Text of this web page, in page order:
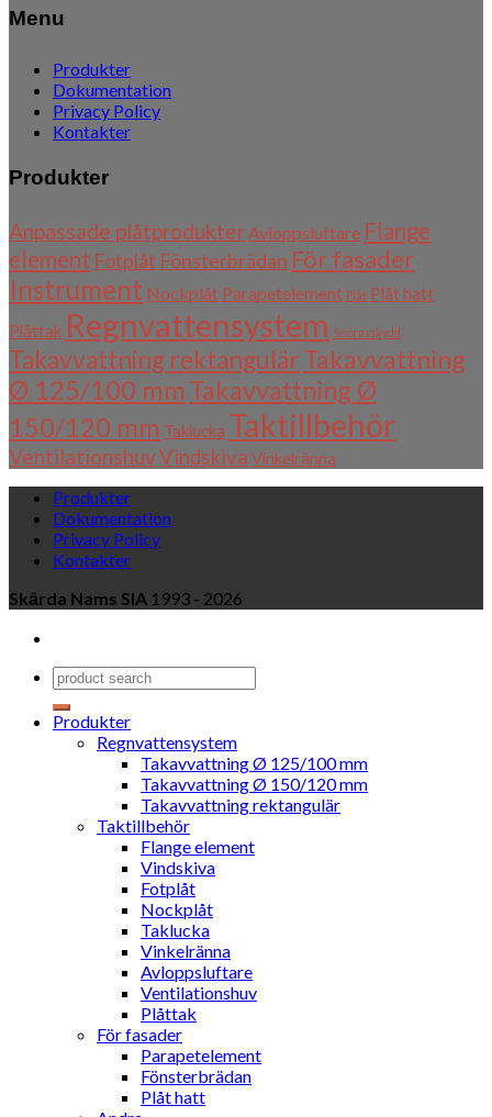
Menu
Produkter
Dokumentation
Privacy Policy
Kontakter
Produkter
Anpassade plåtprodukter Avloppsluftare Flange
element Fotplåt Fönsterbrädan För fasader
Instrument Nockplåt Parapetelement Plåt Plåt hatt
Plåttak Regnvattensystem Snörasskydd
Takavvattning rektangulärTakavvattning
Ø 125/100 mm Takavvattning Ø
150/120 mm Taklucka Taktillbehör
VentilationshuvVindskiva Vinkelränna
Produkter
Dokumentation
Privacy Policy
Kontakter
Skārda Nams SIA 1993 - 2026
Produkter
Regnvattensystem
Takavvattning Ø 125/100 mm
Takavvattning Ø 150/120 mm
Takavvattning rektangulär
Taktillbehör
Flange element
Vindskiva
Fotplåt
Nockplåt
Taklucka
Vinkelränna
Avloppsluftare
Ventilationshuv
Plåttak
För fasader
Parapetelement
Fönsterbrädan
Plåt hatt